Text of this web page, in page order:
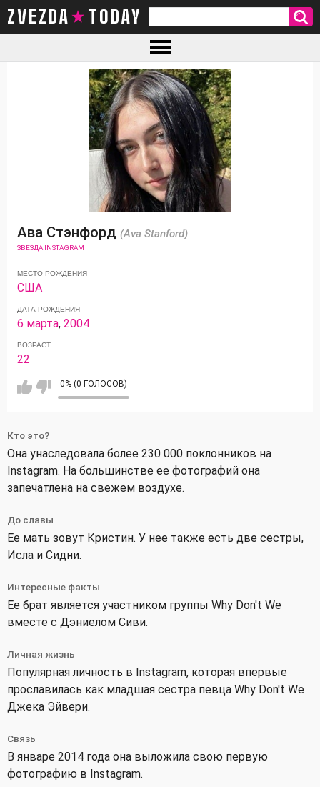
ZVEZDA TODAY
Ава Стэнфорд (Ava Stanford)
ЗВЕЗДА INSTAGRAM
МЕСТО РОЖДЕНИЯ
США
ДАТА РОЖДЕНИЯ
6 марта,2004
ВОЗРАСТ
22
0% (0 ГОЛОСОВ)
Кто это?
Она унаследовала более 230 000 поклонников на
Instagram. На большинстве ее фотографий она
запечатлена на свежем воздухе.
До славы
Ее мать зовут Кристин. У нее также есть две сестры,
Исла и Сидни.
Интересные факты
Ее брат является участником группы Why Don't We
вместе с Дэниелом Сиви.
Личная жизнь
Популярная личность в Instagram, которая впервые
прославилась как младшая сестра певца Why Don't We
Джека Эйвери.
Связь
В январе 2014 года она выложила свою первую
фотографию в Instagram.